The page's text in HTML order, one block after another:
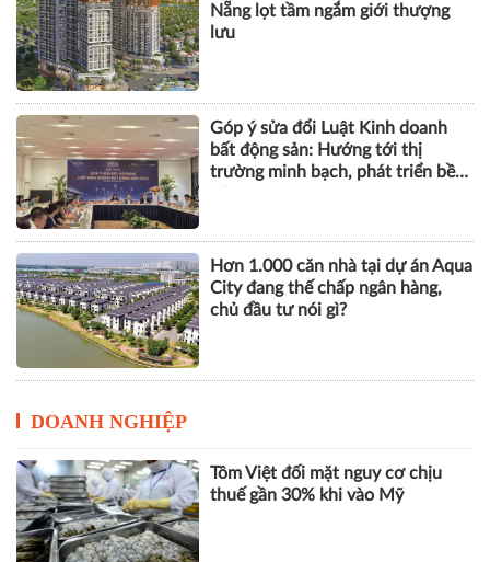
Nẵng lọt tầm ngắm giới thượng
lưu
Góp ý sửa đổi Luật Kinh doanh
bất động sản: Hướng tới thị
trường minh bạch, phát triển bền
Hơn 1.000 căn nhà tại dự án Aqua
City đang thế chấp ngân hàng,
chủ đầu tư nói gì?
DOANH NGHIỆP
Tôm Việt đối mặt nguy cơ chịu
thuế gần 30% khi vào Mỹ